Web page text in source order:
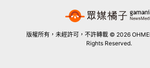
版權所有，未經許可，不許轉載 © 2026
Rights Reserved.